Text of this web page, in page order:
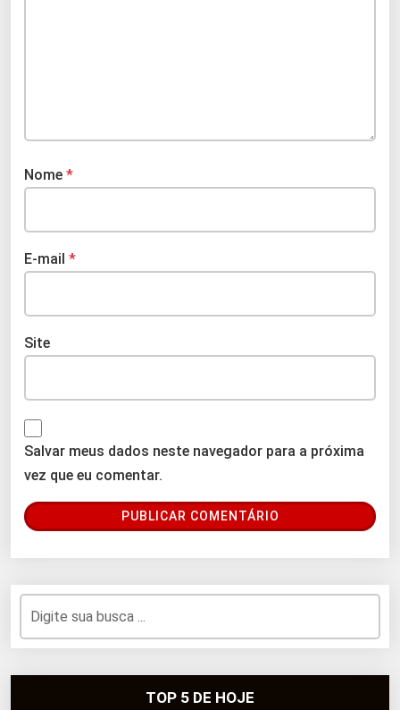
Nome *
E-mail *
Site
Salvar meus dados neste navegador para a próxima
vez que eu comentar.
TOP 5 DE HOJE